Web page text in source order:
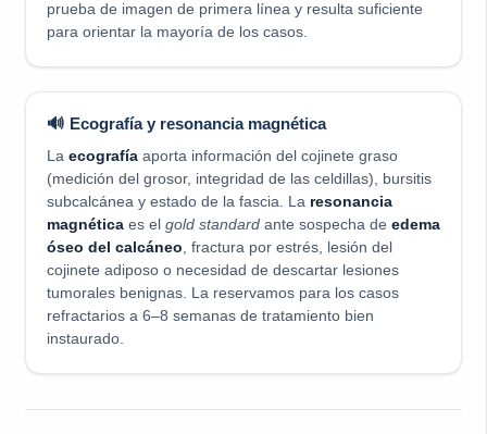
prueba de imagen de primera línea y resulta suficiente
para orientar la mayoría de los casos.
🔊 Ecografía y resonancia magnética
La ecografíaaporta información del cojinete graso
(medición del grosor, integridad de las celdillas), bursitis
subcalcánea y estado de la fascia. La resonancia
magnéticaes el gold standardante sospecha de edema
óseo del calcáneo, fractura por estrés, lesión del
cojinete adiposo o necesidad de descartar lesiones
tumorales benignas. La reservamos para los casos
refractarios a 6–8 semanas de tratamiento bien
instaurado.